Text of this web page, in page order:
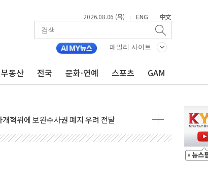
2026.08.06 (목) | ENG | 中文
패밀리 사이트
부동산 전국 문화·연예 스포츠 GAM
종목에 코스피 '휘청'
탄도미사일 발사
·건물 1동 전소
이상…리뉴얼이 경쟁력 가른다
혁위에 보완수사권 폐지 우려 전달
구속 송치
…'당정대 회의' 한동훈·방기선 수사도 속도
…서울 한낮 39도